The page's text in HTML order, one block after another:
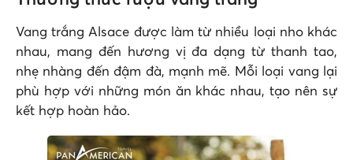
Vang trắng Alsace được làm từ nhiều loại nho khác
nhau, mang đến hương vị đa dạng từ thanh tao,
nhẹ nhàng đến đậm đà, mạnh mẽ. Mỗi loại vang lại
phù hợp với những món ăn khác nhau, tạo nên sự
kết hợp hoàn hảo.